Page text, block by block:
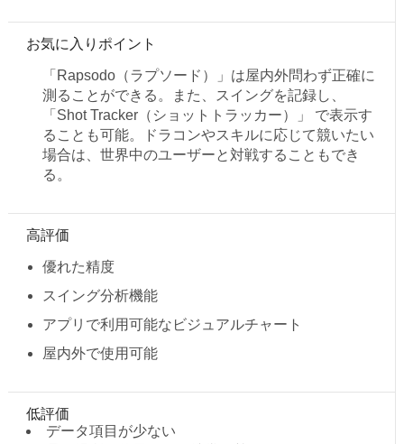
お気に入りポイント
「Rapsodo（ラプソード）」は屋内外問わず正確に
測ることができる。また、スイングを記録し、
「Shot Tracker（ショットトラッカー）」 で表示す
ることも可能。ドラコンやスキルに応じて競いたい
場合は、世界中のユーザーと対戦することもでき
る。
高評価
優れた精度
スイング分析機能
アプリで利用可能なビジュアルチャート
屋内外で使用可能
低評価
データ項目が少ない